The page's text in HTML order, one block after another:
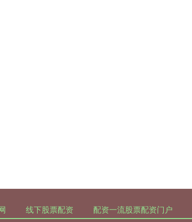
线下股票配资 配资一流股票配资门户